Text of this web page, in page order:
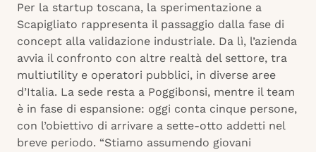
Per la startup toscana, la sperimentazione a
Scapigliato rappresenta il passaggio dalla fase di
concept alla validazione industriale. Da lì, l’azienda
avvia il confronto con altre realtà del settore, tra
multiutility e operatori pubblici, in diverse aree
d’Italia. La sede resta a Poggibonsi, mentre il team
è in fase di espansione: oggi conta cinque persone,
con l’obiettivo di arrivare a sette-otto addetti nel
breve periodo. “Stiamo assumendo giovani